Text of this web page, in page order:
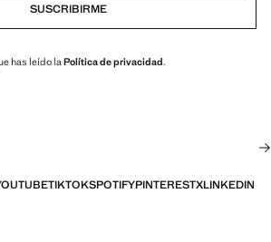
SUSCRIBIRME
has leído la Política de privacidad.
TIKTOKSPOTIFYPINTERESTXLINKEDIN